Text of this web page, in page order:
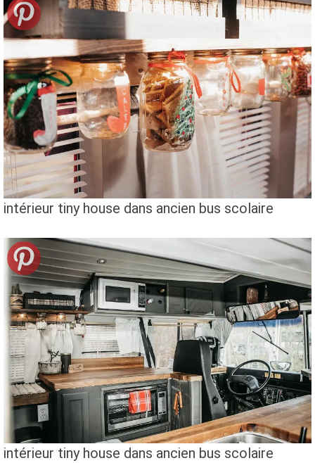
intérieur tiny house dans ancien bus scolaire
intérieur tiny house dans ancien bus scolaire